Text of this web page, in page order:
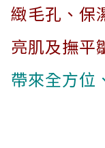
緻毛孔、保
亮肌及撫平
帶來全方位